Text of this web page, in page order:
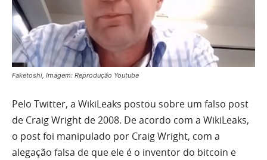
Faketoshi, Imagem: Reprodução Youtube
Pelo Twitter, a WikiLeaks postou sobre um falso post
de Craig Wright de 2008. De acordo com a WikiLeaks,
o post foi manipulado por Craig Wright, com a
alegação falsa de que ele é o inventor do bitcoin e